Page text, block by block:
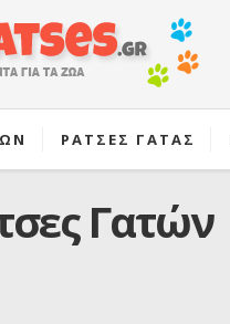
ΡΑΤΣΕΣ ΓΑΤΑΣ
Γατών